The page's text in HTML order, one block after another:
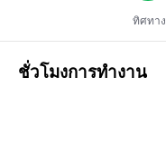
ทิศทาง
ชั่วโมงการทำงาน